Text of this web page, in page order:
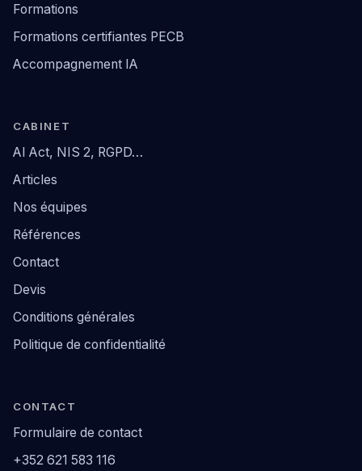
Formations
Formations certifiantes PECB
Accompagnement IA
CABINET
AI Act, NIS 2, RGPD…
Articles
Nos équipes
Références
Contact
Devis
Conditions générales
Politique de confidentialité
CONTACT
Formulaire de contact
+352 621 583 116